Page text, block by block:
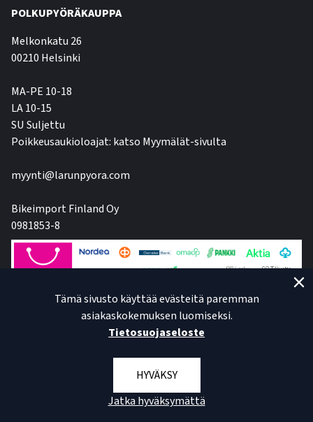
POLKUPYÖRÄKAUPPA
Melkonkatu 26
00210 Helsinki
MA-PE 10-18
LA 10-15
SU Suljettu
Poikkeusaukioloajat: katso Myymälät-sivulta
myynti@larunpyora.com
Bikeimport Finland Oy
0981853-8
Tämä sivusto käyttää evästeitä paremman
asiakaskokemuksen luomiseksi.
Tietosuojaseloste
HYVÄKSY
Jatka hyväksymättä